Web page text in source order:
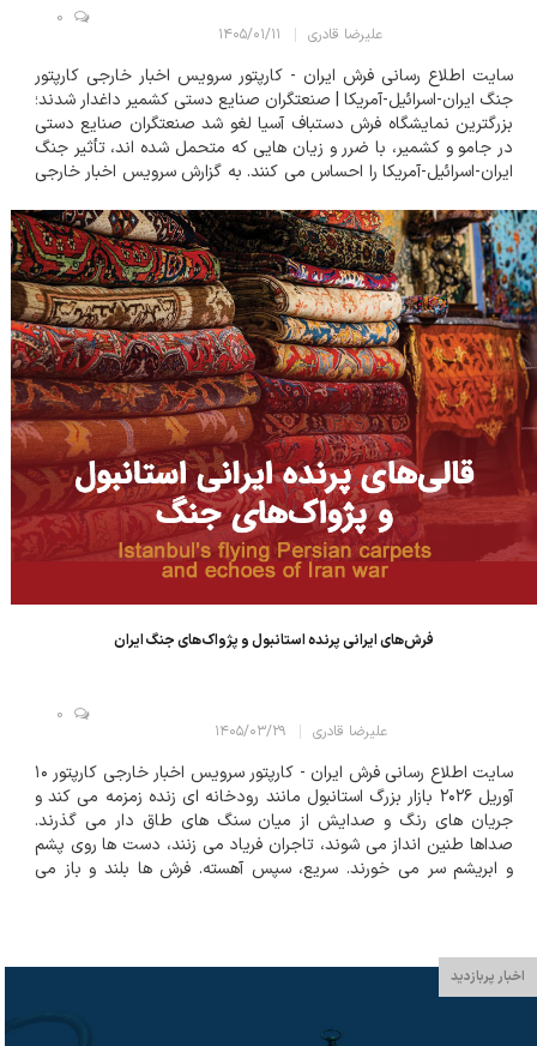
علیرضا قادری ۱۴۰۵/۰۱/۱۱
0
سایت اطلاع رسانی فرش ایران - کارپتور سرویس اخبار خارجی کارپتور
جنگ ایران-اسرائیل-آمریکا | صنعتگران صنایع دستی کشمیر داغدار شدند؛
بزرگترین نمایشگاه فرش دستباف آسیا لغو شد صنعتگران صنایع دستی
در جامو و کشمیر، با ضرر و زیان هایی که متحمل شده اند، تأثیر جنگ
ایران-اسرائیل-آمریکا را احساس می کنند. به گزارش سرویس اخبار خارجی
فرش‌های ایرانی پرنده استانبول و پژواک‌های جنگ ایران
علیرضا قادری ۱۴۰۵/۰۳/۲۹
0
سایت اطلاع رسانی فرش ایران - کارپتور سرویس اخبار خارجی کارپتور ۱۰
آوریل ۲۰۲۶ بازار بزرگ استانبول مانند رودخانه ای زنده زمزمه می کند و
جریان های رنگ و صدایش از میان سنگ های طاق دار می گذرند.
صداها طنین انداز می شوند، تاجران فریاد می زنند، دست ها روی پشم
و ابریشم سر می خورند. سریع، سپس آهسته. فرش ها بلند و باز می
اخبار پربازدید